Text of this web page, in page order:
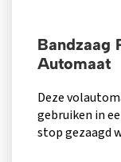
Bandzaag
Automaat
Deze
gebruiken in
stop gezaagd